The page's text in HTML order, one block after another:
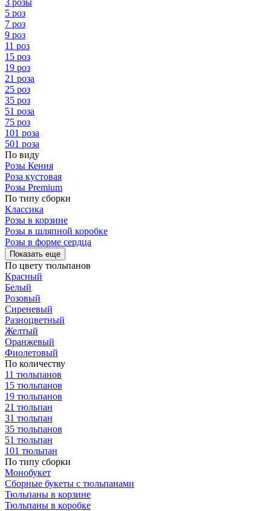
3 розы
5 роз
7 роз
9 роз
11 роз
15 роз
19 роз
21 роза
25 роз
35 роз
51 роза
75 роз
101 роза
501 роза
По виду
Розы Кения
Роза кустовая
Розы Premium
По типу сборки
Классика
Розы в корзине
Розы в шляпной коробке
Розы в форме сердца
Показать еще
По цвету тюльпанов
Красный
Белый
Розовый
Сиреневый
Разноцветный
Желтый
Оранжевый
Фиолетовый
По количеству
11 тюльпанов
15 тюльпанов
19 тюльпанов
21 тюльпан
31 тюльпан
35 тюльпанов
51 тюльпан
101 тюльпан
По типу сборки
Монобукет
Сборные букеты с тюльпанами
Тюльпаны в корзине
Тюльпаны в коробке